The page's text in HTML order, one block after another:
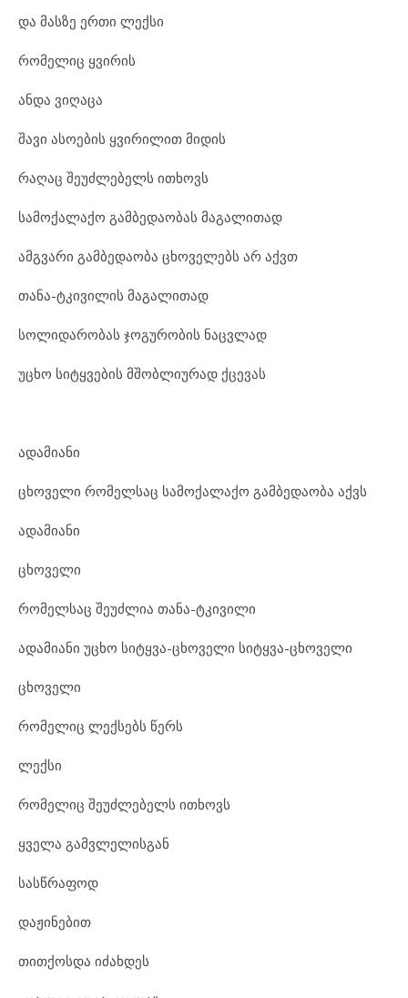
და მასზე ერთი ლექსი
რომელიც ყვირის
ანდა ვიღაცა
შავი ასოების ყვირილით მიდის
რაღაც შეუძლებელს ითხოვს
სამოქალაქო გამბედაობას მაგალითად
ამგვარი გამბედაობა ცხოველებს არ აქვთ
თანა-ტკივილის მაგალითად
სოლიდარობას ჯოგურობის ნაცვლად
უცხო სიტყვების მშობლიურად ქცევას
ადამიანი
ცხოველი რომელსაც სამოქალაქო გამბედაობა აქვს
ადამიანი
ცხოველი
რომელსაც შეუძლია თანა-ტკივილი
ადამიანი უცხო სიტყვა-ცხოველი სიტყვა-ცხოველი
ცხოველი
რომელიც ლექსებს წერს
ლექსი
რომელიც შეუძლებელს ითხოვს
ყველა გამვლელისგან
სასწრაფოდ
დაჟინებით
თითქოსდა იძახდეს